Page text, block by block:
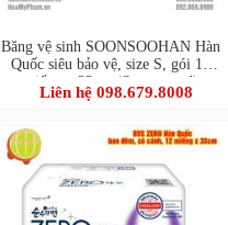
Băng vệ sinh SOONSOOHAN Hàn
Quốc siêu bảo vệ, size S, gói 18
miếng x 23cm (Superguard)
Liên hệ 098.679.8008